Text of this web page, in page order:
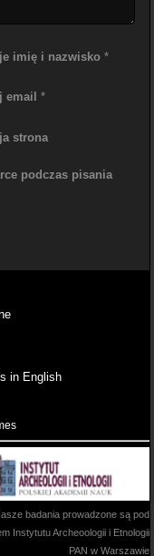
imię i nazwisko *
email *
strona
podczas pisania
in English
badania prowadzone są pod
Instytutu Archeoologii i Etnologii
PAN w Warszawie